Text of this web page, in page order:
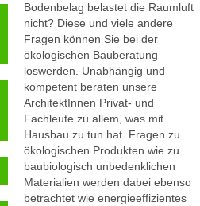
Bodenbelag belastet die Raumluft
nicht? Diese und viele andere
Fragen können Sie bei der
ökologischen Bauberatung
loswerden. Unabhängig und
kompetent beraten unsere
ArchitektInnen Privat- und
Fachleute zu allem, was mit
Hausbau zu tun hat. Fragen zu
ökologischen Produkten wie zu
baubiologisch unbedenklichen
Materialien werden dabei ebenso
betrachtet wie energieeffizientes